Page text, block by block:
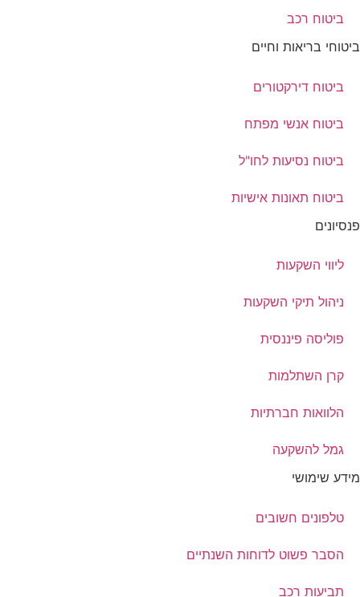
ביטוח רכב
ביטוחי בריאות וחיים
ביטוח דירקטורים
ביטוח אנשי מפתח
ביטוח נסיעות לחו"ל
ביטוח תאונות אישיות
פנסיונים
ליווי השקעות
ניהול תיקי השקעות
פוליסה פיננסית
קרן השתלמות
הלוואות חברתיות
גמל להשקעה
מידע שימושי
טלפונים חשובים
הסבר פשוט לדוחות השנתיים
תביעות רכב